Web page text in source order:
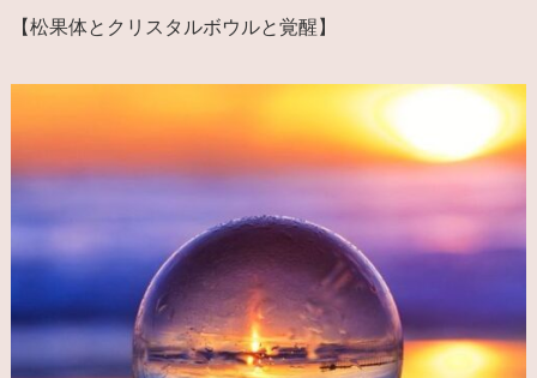
【松果体とクリスタルボウルと覚醒】